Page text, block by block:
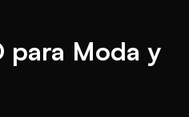
para Moda y